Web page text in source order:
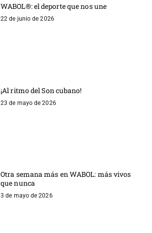
WABOL®: el deporte que nos une
22 de junio de 2026
¡Al ritmo del Son cubano!
23 de mayo de 2026
Otra semana más en WABOL: más vivos
que nunca
3 de mayo de 2026